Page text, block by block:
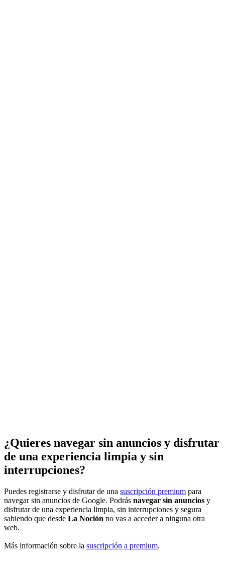
¿Quieres navegar sin anuncios y disfrutar
de una experiencia limpia y sin
interrupciones?
Puedes registrarse y disfrutar de una suscripción premium para
navegar sin anuncios de Google. Podrás navegar sin anuncios y
disfrutar de una experiencia limpia, sin interrupciones y segura
sabiendo que desde La Noción no vas a acceder a ninguna otra
web.
Más información sobre la suscripción a premium.